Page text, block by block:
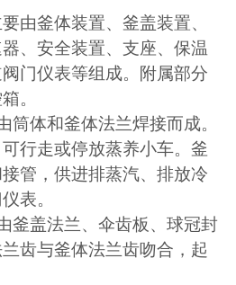
由釜体装置、釜盖装置、
、安全装置、支座、保温
门仪表等组成。附属部分
。
筒体和釜体法兰焊接而成。
行走或停放蒸养小车。釜
管，供进排蒸汽、排放冷
表。
釜盖法兰、伞齿板、球冠封
齿与釜体法兰齿吻合，起